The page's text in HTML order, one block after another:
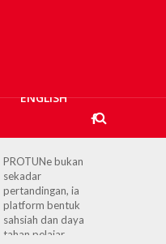
ENGLISH
Hajiji receives UK High
Commissioner,
reaffirms enduring
Sabah–UK ties